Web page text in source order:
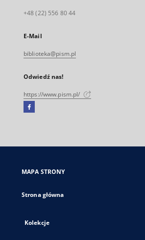
+48 (22) 556 80 44
E-Mail
biblioteka@pism.pl
Odwiedź nas!
https://www.pism.pl/
Facebook
się
karcie
MAPA STRONY
Strona główna
Kolekcje